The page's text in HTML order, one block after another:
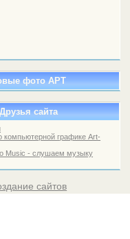
фото АРТ
сайта
компьютерной графике Art-
Music - слушаем музыку
сайтов